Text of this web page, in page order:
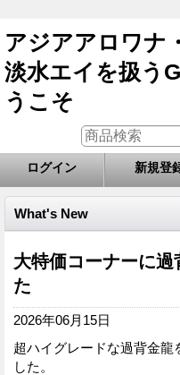
アジアアロワナ
淡水エイを扱う
うこそ
ログイン 新規登
What's New
大特価コーナーに
た
2026年06月15日
超ハイグレードな過背金龍
した。